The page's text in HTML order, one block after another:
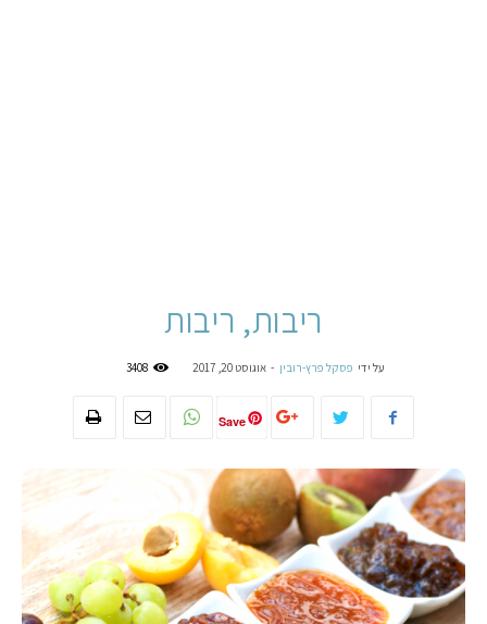
ריבות, ריבות
על ידי פסקל פרץ-רובין - אוגוסט 20, 2017 3408
Save